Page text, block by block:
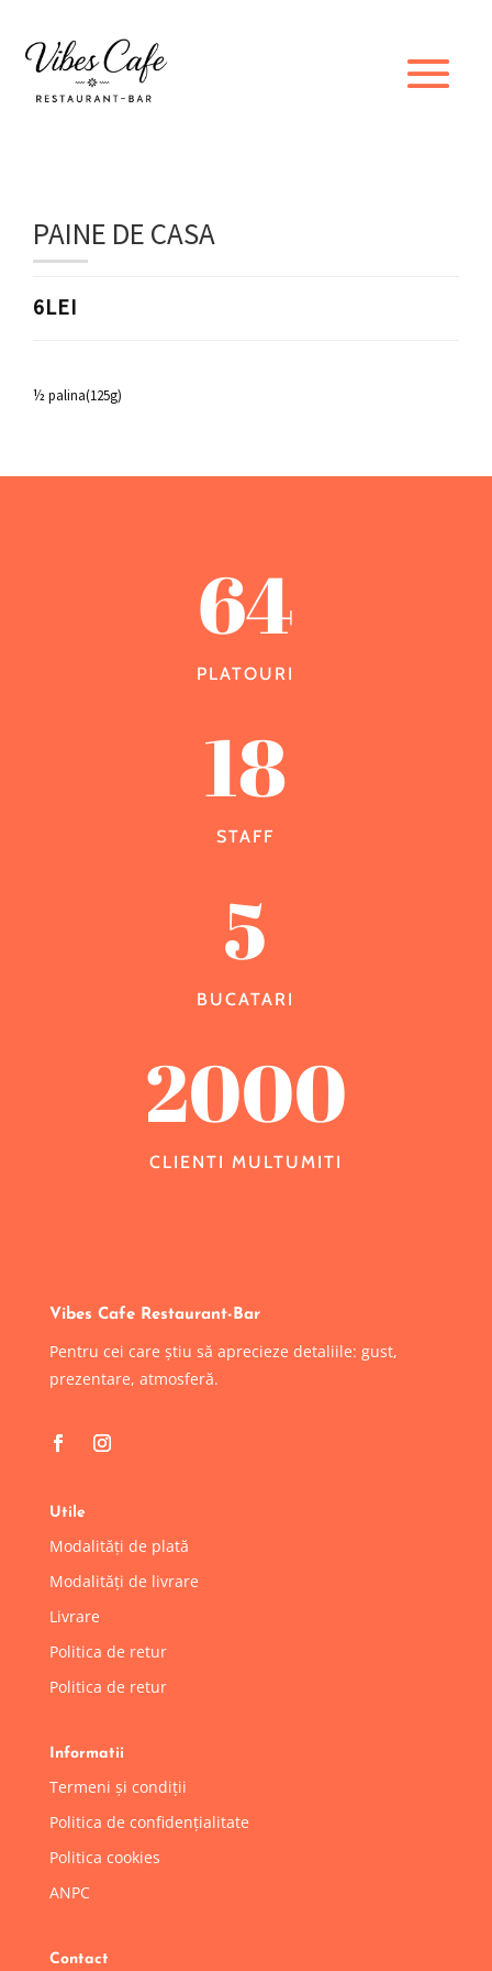
PAINE DE CASA
6LEI
½ palina(125g)
64
PLATOURI
18
STAFF
5
BUCATARI
2000
CLIENTI MULTUMITI
Vibes Cafe Restaurant-Bar
Pentru cei care știu să aprecieze detaliile: gust,
prezentare, atmosferă.
Utile
Modalități de plată
Modalități de livrare
Livrare
Politica de retur
Politica de retur
Informatii
Termeni și condiții
Politica de confidențialitate
Politica cookies
ANPC
Contact